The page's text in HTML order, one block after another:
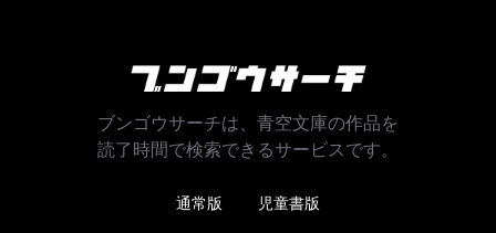
ブンゴウサーチは、青空文庫の作品を
読了時間で検索できるサービスです。
通常版 児童書版